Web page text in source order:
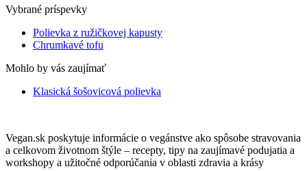
Vybrané príspevky
Polievka z ružičkovej kapusty
Chrumkavé tofu
Mohlo by vás zaujímať
Klasická šošovicová polievka
Vegan.sk poskytuje informácie o vegánstve ako spôsobe stravovania
a celkovom životnom štýle – recepty, tipy na zaujímavé podujatia a
workshopy a užitočné odporúčania v oblasti zdravia a krásy